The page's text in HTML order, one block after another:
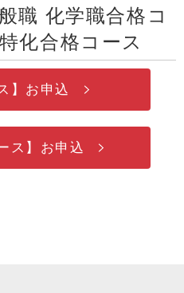
職 化学職合格コ
化合格コース
】お申込
ス】お申込